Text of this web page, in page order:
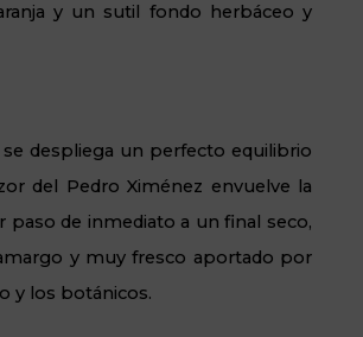
y un sutil fondo herbáceo y
se despliega un perfecto equilibrio
del Pedro Ximénez envuelve la
paso de inmediato a un final seco,
y muy fresco aportado por
y los botánicos.